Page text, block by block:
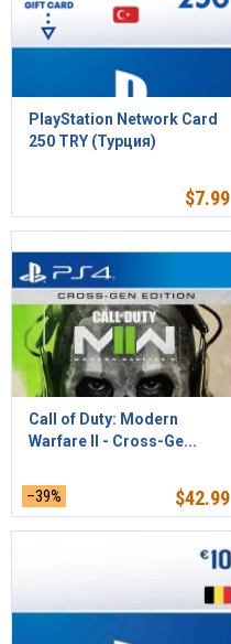
PlayStation Network Card
250 TRY (Турция)
$7.99
Call of Duty: Modern
Warfare II - Cross-Ge...
–39% $42.99